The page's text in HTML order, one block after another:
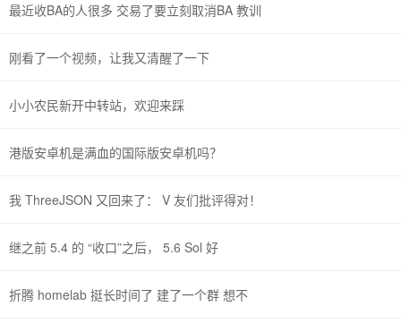
最近收BA的人很多 交易了要立刻取消BA 教训
刚看了一个视频，让我又清醒了一下
小小农民新开中转站，欢迎来踩
港版安卓机是满血的国际版安卓机吗？
我 ThreeJSON 又回来了： V 友们批评得对！
继之前 5.4 的 “收口”之后， 5.6 Sol 好
折腾 homelab 挺长时间了 建了一个群 想不